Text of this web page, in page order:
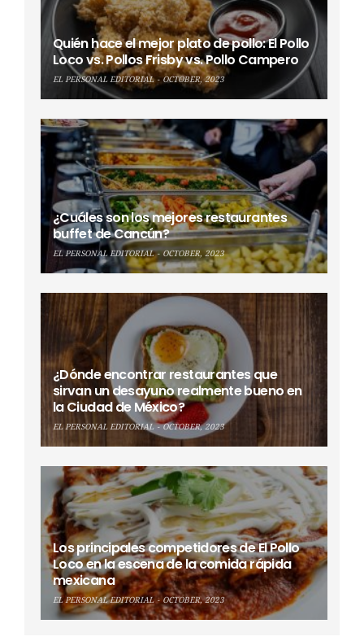
Quién hace el mejor plato de pollo: El Pollo
Loco vs. Pollos Frisby vs. Pollo Campero
EL PERSONAL EDITORIAL OCTOBER, 2023
¿Cuáles son los mejores restaurantes
buffet de Cancún?
EL PERSONAL EDITORIAL OCTOBER, 2023
¿Dónde encontrar restaurantes que
sirvan un desayuno realmente bueno en
la Ciudad de México?
EL PERSONAL EDITORIAL OCTOBER, 2023
Los principales competidores de El Pollo
Loco en la escena de la comida rápida
mexicana
EL PERSONAL EDITORIAL OCTOBER, 2023